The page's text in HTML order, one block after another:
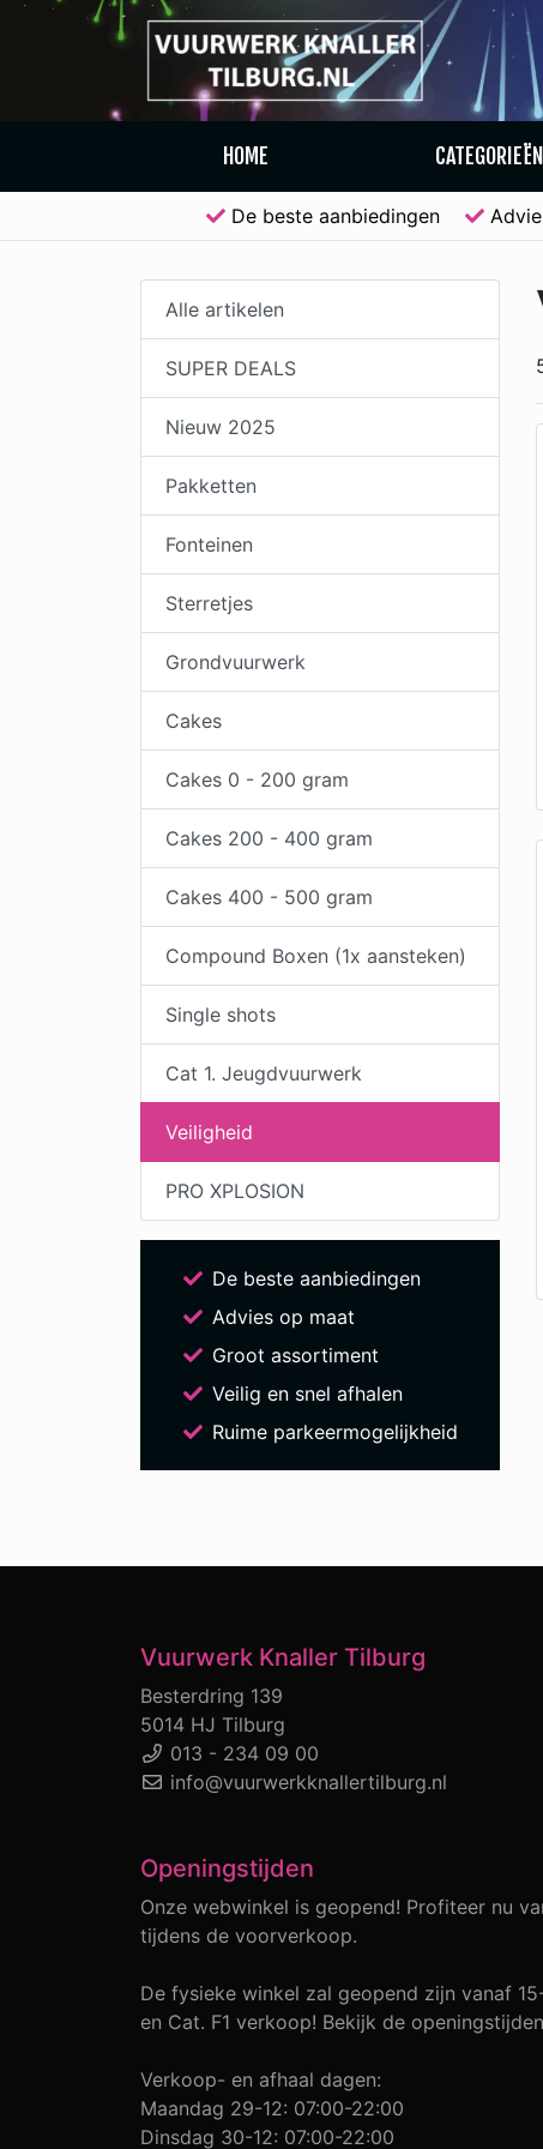
HOME CATEGORIEËN
De beste aanbiedingen
Alle artikelen
SUPER DEALS
Nieuw 2025
Pakketten
Fonteinen
Sterretjes
Grondvuurwerk
Cakes
Cakes 0 - 200 gram
Cakes 200 - 400 gram
Cakes 400 - 500 gram
Compound Boxen (1x aansteken)
Single shots
Cat 1. Jeugdvuurwerk
Veiligheid
PRO XPLOSION
De beste aanbiedingen
Advies op maat
Groot assortiment
Veilig en snel afhalen
Ruime parkeermogelijkheid
Vuurwerk Knaller Tilburg
Besterdring 139
5014 HJ Tilburg
013 - 234 09 00
info@vuurwerkknallertilburg.nl
Openingstijden
Onze webwinkel is geopend! Profiteer nu
tijdens de voorverkoop.
De fysieke winkel zal geopend zijn vanaf
en Cat. F1 verkoop! Bekijk de
Verkoop- en afhaal dagen:
Maandag 29-12: 07:00-22:00
Dinsdag 30-12: 07:00-22:00